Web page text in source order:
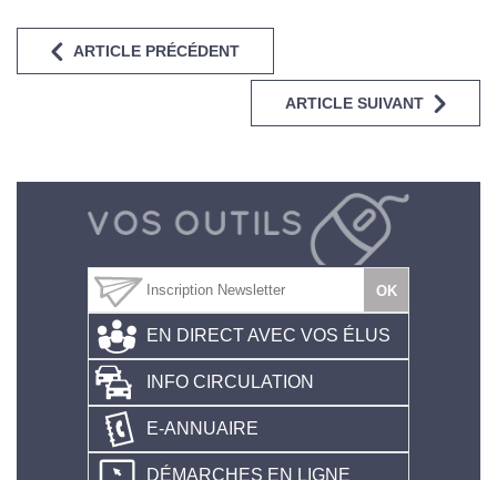
ARTICLE PRÉCÉDENT
ARTICLE SUIVANT
EN DIRECT AVEC VOS ÉLUS
INFO CIRCULATION
E-ANNUAIRE
DÉMARCHES EN LIGNE